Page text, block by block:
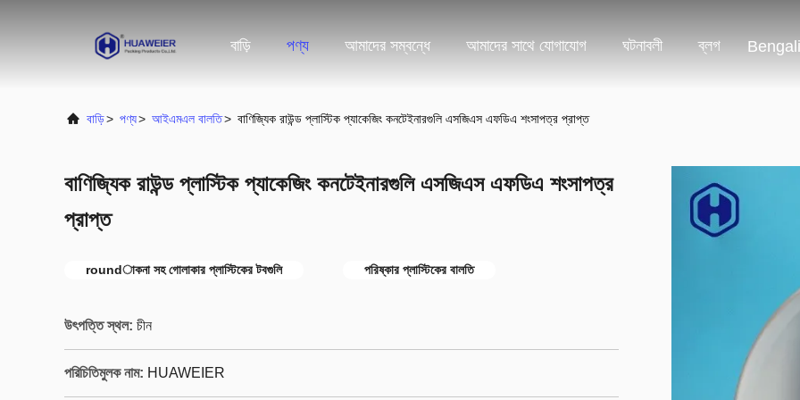
বাড়ি পণ্য আমাদের সম্বন্ধে আমাদের সাথে যোগাযোগ ঘটনাবলী ব্লগ Bengali
বাড়ি> পণ্য> আইএমএল বালতি> বাণিজ্যিক রাউন্ড প্লাস্টিক প্যাকেজিং কনটেইনারগুলি এসজিএস এফডিএ শংসাপত্র প্রাপ্ত
বাণিজ্যিক রাউন্ড প্লাস্টিক প্যাকেজিং কনটেইনারগুলি এসজিএস এফডিএ শংসাপত্র
প্রাপ্ত
roundাকনা সহ গোলাকার প্লাস্টিকের টবগুলি পরিষ্কার প্লাস্টিকের বালতি
উৎপত্তি স্থল: চীন
পরিচিতিমুলক নাম: HUAWEIER